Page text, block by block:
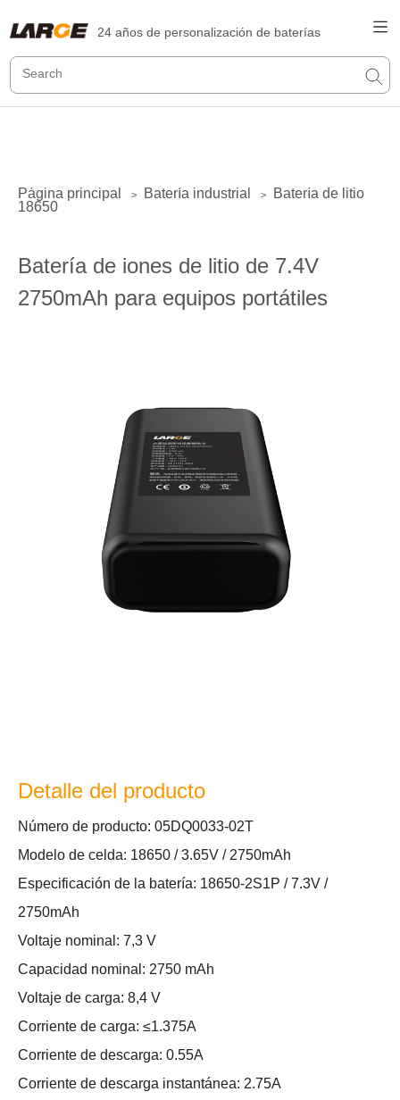
24 años de personalización de baterías
Página principal > Batería industrial >
Batería de litio
18650
Batería de iones de litio de 7.4V
2750mAh para equipos portátiles
Detalle del producto
Número de producto: 05DQ0033-02T
Modelo de celda: 18650 / 3.65V / 2750mAh
Especificación de la batería: 18650-2S1P / 7.3V /
2750mAh
Voltaje nominal: 7,3 V
Capacidad nominal: 2750 mAh
Voltaje de carga: 8,4 V
Corriente de carga: ≤1.375A
Corriente de descarga: 0.55A
Corriente de descarga instantánea: 2.75A